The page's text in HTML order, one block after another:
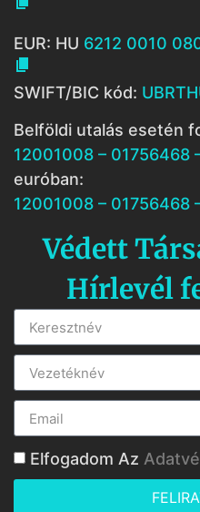
EUR: HU 6212 0010

SWIFT/BIC kód:
Belföldi utalás esetén
12001008 – 01756468
euróban:
12001008 – 01756468
Védett
Hírlevél
Elfogadom Az